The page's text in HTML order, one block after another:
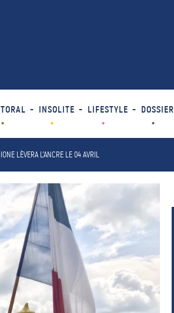
INSOLITE LIFESTYLE DOSSIER
LÈVERA L’ANCRE LE 04 AVRIL